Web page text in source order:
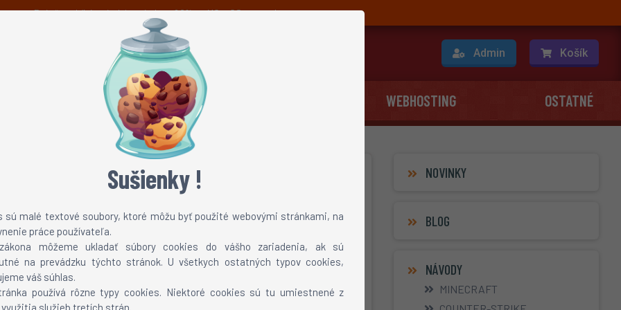
Sušienky !
sú malé textové soubory, ktoré môžu byť použité webovými stránkami, na
práce používateľa.
môžeme ukladať súbory cookies do vášho zariadenia, ak sú
na prevádzku týchto stránok. U všetkych ostatných typov cookies,
váš súhlas.
používá rôzne typy cookies. Niektoré cookies sú tu umiestnené z
využitia služieb tretích strán.
Právě probíhá prázdninová sleva 60% na MC a CS servery!
Možnosti platby Technická podpora Admin Košík
TEAMSPEAK 3 WEBHOSTING OSTATNÉ
pracovní době přes tyto svátky.
spoustu zajímavých dárků :)
o pozměněné pracovní době, aby také naši pracovníci mohli trávit
přes vánoce, tickety budou v rámci možností řešeny stále, avšak
NOVINKY
BLOG
NÁVODY
MINECRAFT